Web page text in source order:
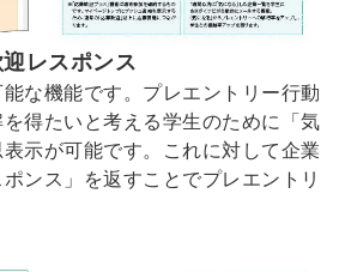
レスポンス
な機能です。プレエントリー行動
得たいと考える学生のために「気
示が可能です。これに対して企業
ンス」を返すことでプレエントリ